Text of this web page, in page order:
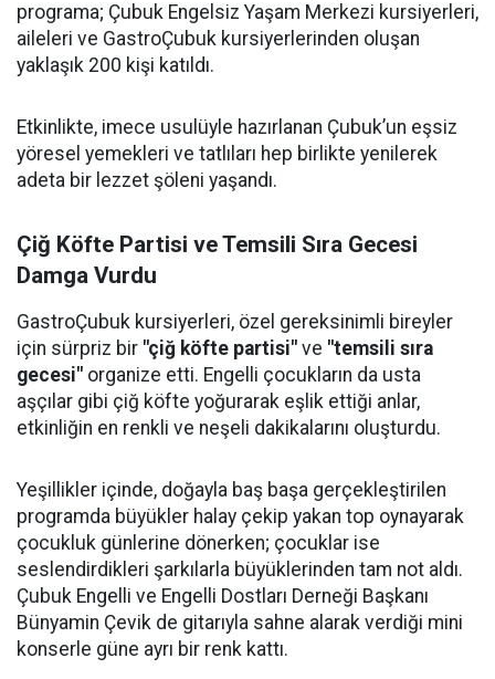
programa; Çubuk Engelsiz Yaşam Merkezi kursiyerleri,
aileleri ve GastroÇubuk kursiyerlerinden oluşan
yaklaşık 200 kişi katıldı.
Etkinlikte, imece usulüyle hazırlanan Çubuk’un eşsiz
yöresel yemekleri ve tatlıları hep birlikte yenilerek
adeta bir lezzet şöleni yaşandı.
Çiğ Köfte Partisi ve Temsili Sıra Gecesi
Damga Vurdu
GastroÇubuk kursiyerleri, özel gereksinimli bireyler
için sürpriz bir "çiğ köfte partisi" ve "temsili sıra
gecesi" organize etti. Engelli çocukların da usta
aşçılar gibi çiğ köfte yoğurarak eşlik ettiği anlar,
etkinliğin en renkli ve neşeli dakikalarını oluşturdu.
Yeşillikler içinde, doğayla baş başa gerçekleştirilen
programda büyükler halay çekip yakan top oynayarak
çocukluk günlerine dönerken; çocuklar ise
seslendirdikleri şarkılarla büyüklerinden tam not aldı.
Çubuk Engelli ve Engelli Dostları Derneği Başkanı
Bünyamin Çevik de gitarıyla sahne alarak verdiği mini
konserle güne ayrı bir renk kattı.